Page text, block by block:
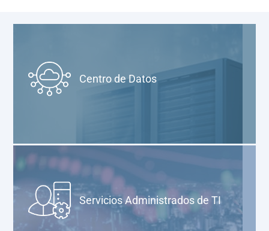
Centro de Datos
Servicios Administrados de TI